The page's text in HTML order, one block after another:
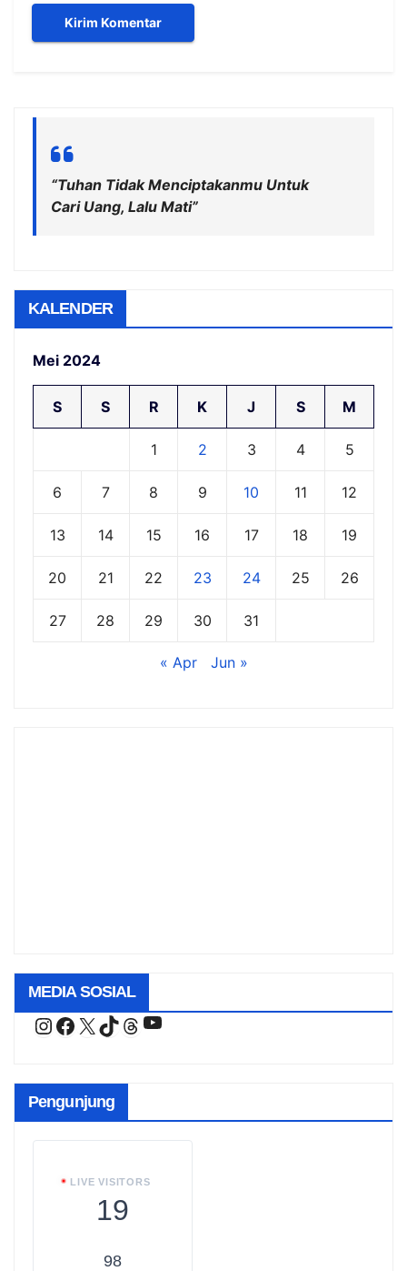
“Tuhan Tidak Menciptakanmu Untuk
Cari Uang, Lalu Mati”
KALENDER
Mei 2024
S S R K J S M
1 2 3 4 5
6 7 8 9 10 11 12
13 14 15 16 17 18 19
20 21 22 23 24 25 26
27 28 29 30 31
« Apr Jun »
MEDIA SOSIAL
Instagram
Facebook
X TikTok
Threads
YouTube
Pengunjung
LIVE VISITORS
19
98